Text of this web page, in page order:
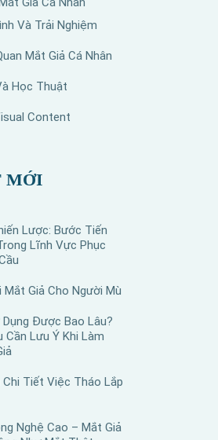
Và Trải Nghiệm
Mắt Giả Cá Nhân
Học Thuật
Content
MỚI
Lược: Bước Tiến
Lĩnh Vực Phục
Mắt Giả Cho Người Mù
Dụng Được Bao Lâu?
Cần Lưu Ý Khi Làm
Chi Tiết Việc Tháo Lắp
Nghệ Cao – Mắt Giả